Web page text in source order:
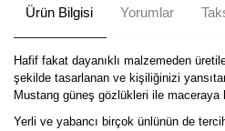
Ürün Bilgisi Yorumlar
Hafif fakat dayanıklı malzemeden
şekilde tasarlanan ve kişiliğinizi
Mustang güneş gözlükleri ile maceraya
Yerli ve yabancı birçok ünlünün de